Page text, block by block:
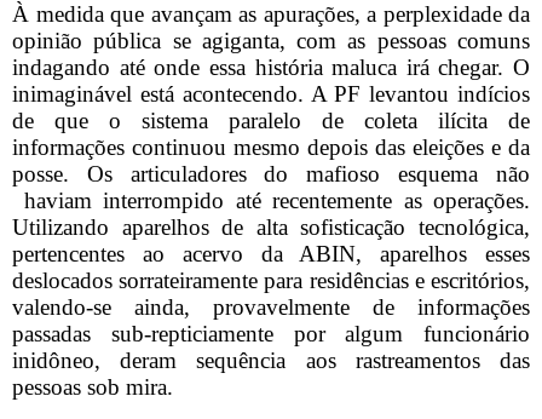
À medida que avançam as apurações, a perplexidade da
opinião pública se agiganta, com as pessoas comuns
indagando até onde essa história maluca irá chegar. O
inimaginável está acontecendo. A PF levantou indícios
de que o sistema paralelo de coleta ilícita de
informações continuou mesmo depois das eleições e da
posse. Os articuladores do mafioso esquema não
haviam interrompido até recentemente as operações.
Utilizando aparelhos de alta sofisticação tecnológica,
pertencentes ao acervo da ABIN, aparelhos esses
deslocados sorrateiramente para residências e escritórios,
valendo-se ainda, provavelmente de informações
passadas sub-repticiamente por algum funcionário
inidôneo, deram sequência aos rastreamentos das
pessoas sob mira.